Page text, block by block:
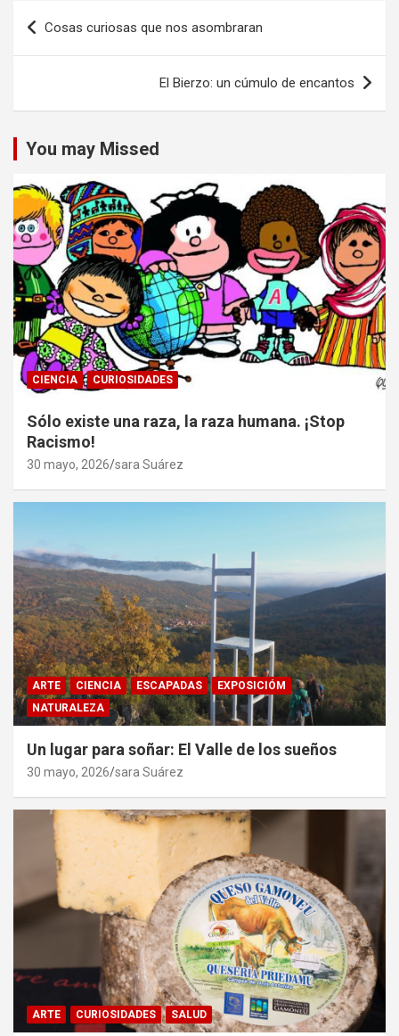
Navegación
de
Cosas curiosas que nos asombraran
El Bierzo: un cúmulo de encantos
You may Missed
CIENCIA CURIOSIDADES
Sólo existe una raza, la raza humana. ¡Stop
Racismo!
30 mayo, 2026 sara Suárez
ARTE CIENCIA ESCAPADAS
EXPOSICIÓM
NATURALEZA
Un lugar para soñar: El Valle de los sueños
30 mayo, 2026 sara Suárez
ARTE CURIOSIDADES SALUD